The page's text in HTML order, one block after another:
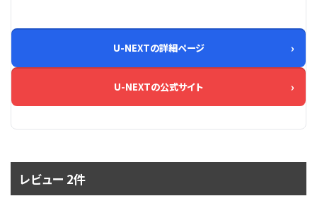
U-NEXTの詳細ページ
U-NEXTの公式サイト
レビュー 2件